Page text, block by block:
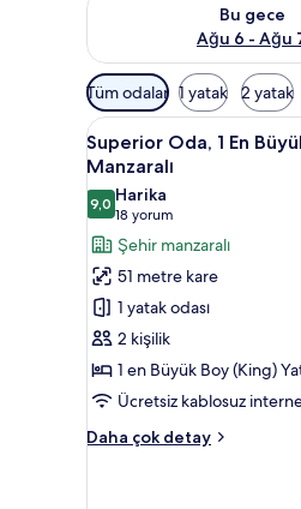
Bu gece
Ağu 6 - Ağu
Odalar
için
mevcut
filtreler
Tüm odalar 1 yatak 2 yatak
Superior
Oda,
1
En
Büyük
(King)
Boy
Yatak,
Şehir
Manzaralı
için
tüm
4
Superior Oda, 1 En
Manzaralı
9,09,0 / 10
Harika
18 yorum
(18
yorum)
Şehir manzaralı
51 metre kare
1 yatak odası
2 kişilik
1 en Büyük Boy (King)
Ücretsiz kablosuz
Daha çok detay
Superior